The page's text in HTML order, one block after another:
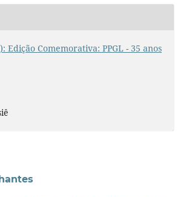
Edição Comemorativa: PPGL - 35 anos